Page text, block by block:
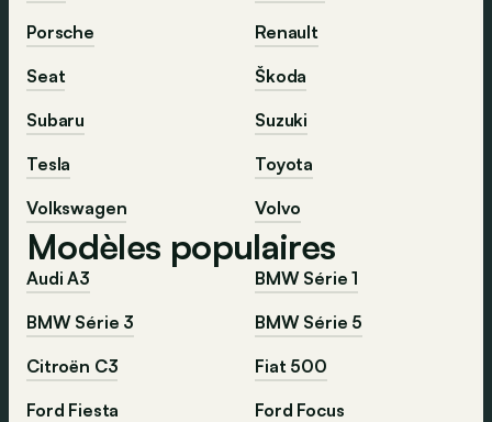
Porsche
Renault
Seat
Škoda
Subaru
Suzuki
Tesla
Toyota
Volkswagen
Volvo
Modèles populaires
Audi A3
BMW Série 1
BMW Série 3
BMW Série 5
Citroën C3
Fiat 500
Ford Fiesta
Ford Focus